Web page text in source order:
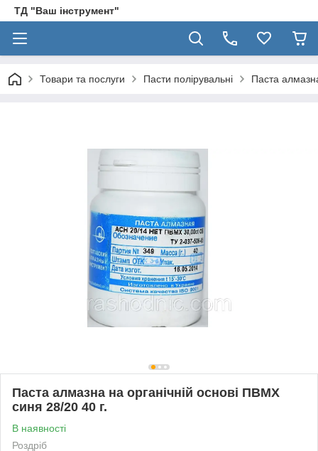
ТД "Ваш інструмент"
Товари та послуги Пасти полірувальні Паста
Паста алмазна на органічній основі ПВМХ
синя 28/20 40 г.
В наявності
Роздріб